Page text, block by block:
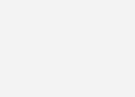
ラスを割ってしまっ
ついています。